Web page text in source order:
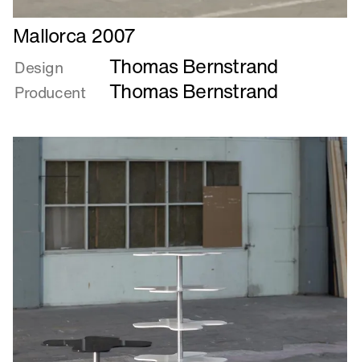
Læs
mere
om
Mallorca
2007
Mallorca 2007
Design Thomas Bernstrand
Producent Thomas Bernstrand